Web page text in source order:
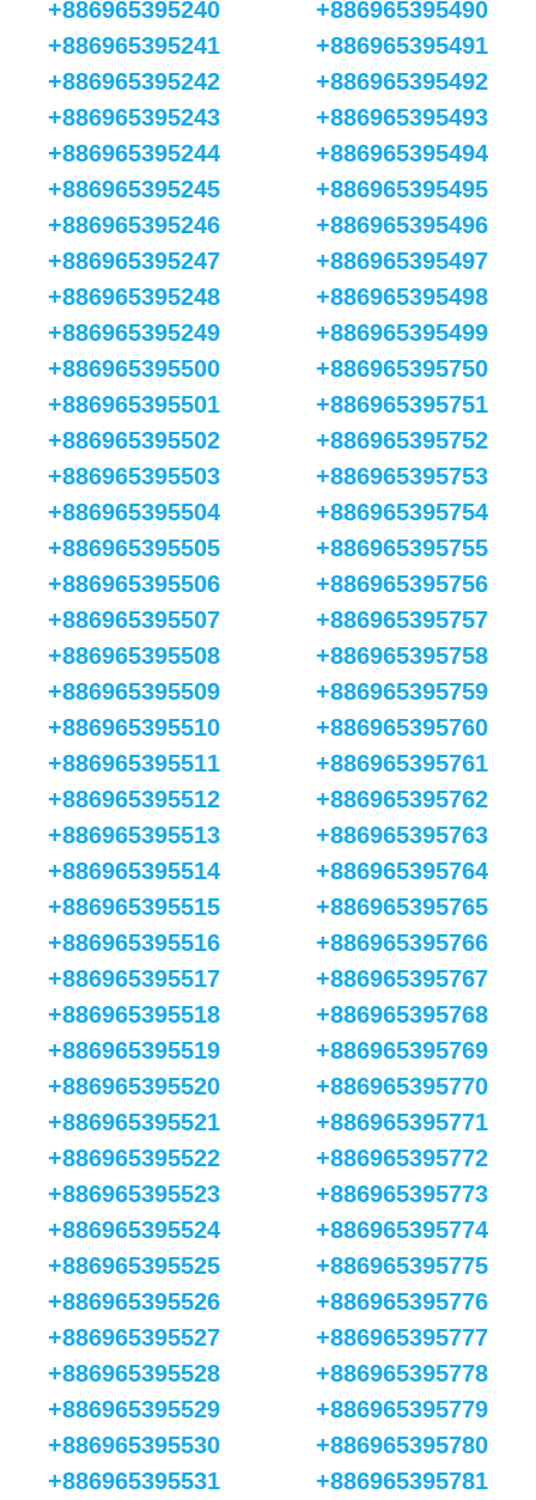
+886965395240
+886965395241
+886965395242
+886965395243
+886965395244
+886965395245
+886965395246
+886965395247
+886965395248
+886965395249
+886965395490
+886965395491
+886965395492
+886965395493
+886965395494
+886965395495
+886965395496
+886965395497
+886965395498
+886965395499
+886965395500
+886965395501
+886965395502
+886965395503
+886965395504
+886965395505
+886965395506
+886965395507
+886965395508
+886965395509
+886965395510
+886965395511
+886965395512
+886965395513
+886965395514
+886965395515
+886965395516
+886965395517
+886965395518
+886965395519
+886965395520
+886965395521
+886965395522
+886965395523
+886965395524
+886965395525
+886965395526
+886965395527
+886965395528
+886965395529
+886965395530
+886965395531
+886965395750
+886965395751
+886965395752
+886965395753
+886965395754
+886965395755
+886965395756
+886965395757
+886965395758
+886965395759
+886965395760
+886965395761
+886965395762
+886965395763
+886965395764
+886965395765
+886965395766
+886965395767
+886965395768
+886965395769
+886965395770
+886965395771
+886965395772
+886965395773
+886965395774
+886965395775
+886965395776
+886965395777
+886965395778
+886965395779
+886965395780
+886965395781